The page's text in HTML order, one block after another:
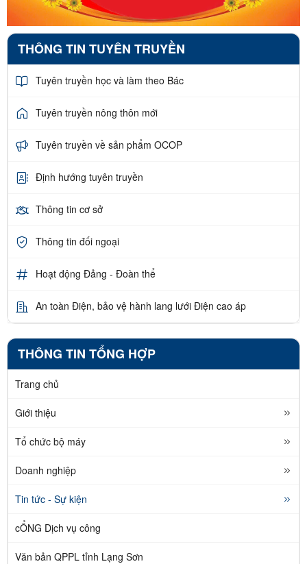
THÔNG TIN TUYÊN TRUYỀN
Tuyên truyền học và làm theo Bác
Tuyên truyền nông thôn mới
Tuyên truyền về sản phẩm OCOP
Định hướng tuyên truyền
Thông tin cơ sở
Thông tin đối ngoại
Hoạt động Đảng - Đoàn thể
An toàn Điện, bảo vệ hành lang lưới Điện cao áp
THÔNG TIN TỔNG HỢP
Trang chủ
Giới thiệu
Tổ chức bộ máy
Doanh nghiệp
Tin tức - Sự kiện
cỔNG Dịch vụ công
Văn bản QPPL tỉnh Lạng Sơn